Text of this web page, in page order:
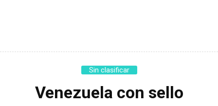
Sin clasificar
Venezuela con sello